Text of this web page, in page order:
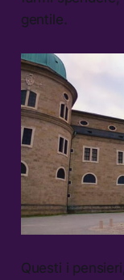
gentile.
Questi i